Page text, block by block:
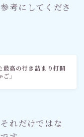
考にしてくださ
最高の行き詰まり打開
」
れだけではな